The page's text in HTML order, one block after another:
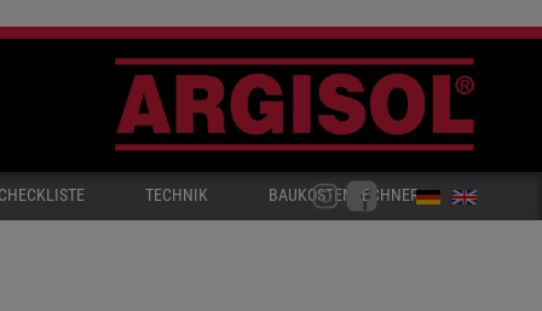
CHECKLISTE TECHNIK BAUKOSTENRECHNER